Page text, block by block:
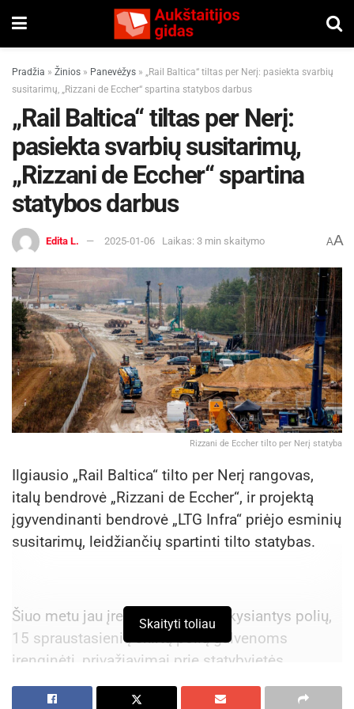
Pradžia » Žinios » Panevėžys » „Rail Baltica“ tiltas per Nerį: pasiekta svarbių
susitarimų, „Rizzani de Eccher“ spartina statybos darbus
„Rail Baltica“ tiltas per Nerį:
pasiekta svarbių susitarimų,
„Rizzani de Eccher“ spartina
statybos darbus
Edita L. 2025-01-06 Laikas: 3 min skaitymo AA
Rizzani de Eccher tilto per Nerį statyba
Ilgiausio „Rail Baltica“ tilto per Nerį rangovas,
italų bendrovė „Rizzani de Eccher“, ir projektą
įgyvendinanti bendrovė „LTG Infra“ priėjo esminių
susitarimų, leidžiančių spartinti tilto statybas.
Šiuo metu jau įrengti 317 tiltą laikysiantys polių,
15 spraustasienių skirtų polių galvenoms
įrenginėti, privažiavimai prie statybvietės
užtikrinsiantys nuolatinį darbų vykdymą, atlikti
polių bandymai, po kurių pradėtos betonuoti
Skaityti toliau